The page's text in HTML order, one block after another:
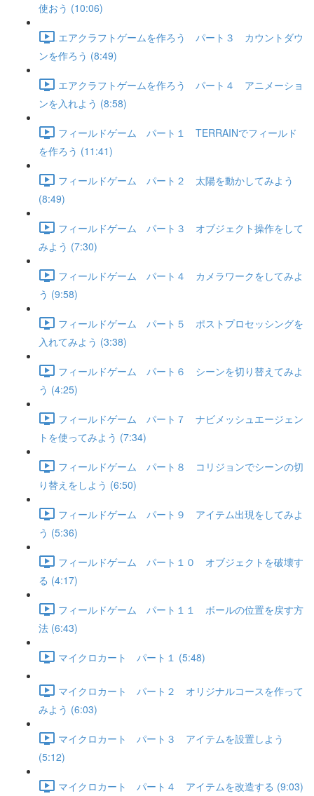
使おう (10:06)
エアクラフトゲームを作ろう パート３ カウントダウ
ンを作ろう (8:49)
エアクラフトゲームを作ろう パート４ アニメーショ
ンを入れよう (8:58)
フィールドゲーム パート１ TERRAINでフィールド
を作ろう (11:41)
フィールドゲーム パート２ 太陽を動かしてみよう
(8:49)
フィールドゲーム パート３ オブジェクト操作をして
みよう (7:30)
フィールドゲーム パート４ カメラワークをしてみよ
う (9:58)
フィールドゲーム パート５ ポストプロセッシングを
入れてみよう (3:38)
フィールドゲーム パート６ シーンを切り替えてみよ
う (4:25)
フィールドゲーム パート７ ナビメッシュエージェン
トを使ってみよう (7:34)
フィールドゲーム パート８ コリジョンでシーンの切
り替えをしよう (6:50)
フィールドゲーム パート９ アイテム出現をしてみよ
う (5:36)
フィールドゲーム パート１０ オブジェクトを破壊す
る (4:17)
フィールドゲーム パート１１ ボールの位置を戻す方
法 (6:43)
マイクロカート パート１ (5:48)
マイクロカート パート２ オリジナルコースを作って
みよう (6:03)
マイクロカート パート３ アイテムを設置しよう
(5:12)
マイクロカート パート４ アイテムを改造する (9:03)